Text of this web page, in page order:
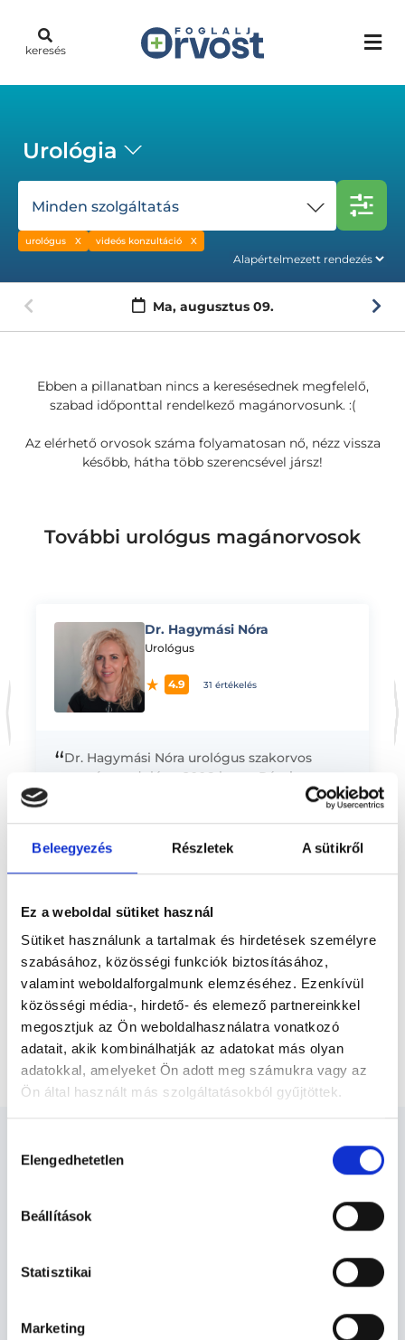
Beleegyezés Részletek A sütikről
Ez a weboldal sütiket használ
Sütiket használunk a tartalmak és hirdetések személyre
szabásához, közösségi funkciók biztosításához,
valamint weboldalforgalmunk elemzéséhez. Ezenkívül
közösségi média-, hirdető- és elemező partnereinkkel
megosztjuk az Ön weboldalhasználatra vonatkozó
adatait, akik kombinálhatják az adatokat más olyan
adatokkal, amelyeket Ön adott meg számukra vagy az
Ön által használt más szolgáltatásokból gyűjtöttek.
szabályzat:https://foglaljorvost.hu/info/foglaljorvost-
kiválasztása
Elengedhetetlen
Beállítások
Statisztikai
Marketing
keresés
Urológia
Minden szolgáltatás
urológus videós konzultáció
Ma, augusztus 09.
Ebben a pillanatban nincs a keresésednek megfelelő,
szabad időponttal rendelkező magánorvosunk. :(
Az elérhető orvosok száma folyamatosan nő, nézz vissza
később, hátha több szerencsével jársz!
További urológus magánorvosok
Dr. Hagymási Nóra
Urológus
4.9 31 értékelés
“Dr. Hagymási Nóra urológus szakorvos
magánrendelése. 2006-ban a Pécsi
urológiából tett szakvizsgát.
Magánrendelésén az...
Előző
* Szakorvos jelölt (rezidens): általános orvosi oklevéllel rendelkező
megszerzésére irányuló képzésben vesz részt. Ezen orvosok által
önállóan nem végezhető szakmai tevékenységért teljes
felelősséggel tartozik és azt közvetlenül felügyeli az egészségügyi
szakorvosjelölt önállóan láthat el feladatokat. A foglaljorvost.hu
felelősségét kizárja esetleges névazonosságért bármely szakorvos
és szakorvosjelölt esetén.
Főoldal Urológus Videós konzultáció
Urológus - Urológia
Urológia TERÜLETHEZ KAPCSOLÓDÓ